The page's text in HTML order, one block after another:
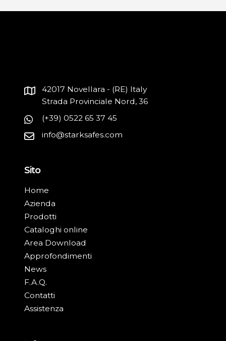
42017 Novellara - (RE) Italy
Strada Provinciale Nord, 36
(+39) 0522 65 37 45
info@starksafes.com
Sito
Home
Azienda
Prodotti
Cataloghi online
Area Download
Approfondimenti
News
F.A.Q.
Contatti
Assistenza